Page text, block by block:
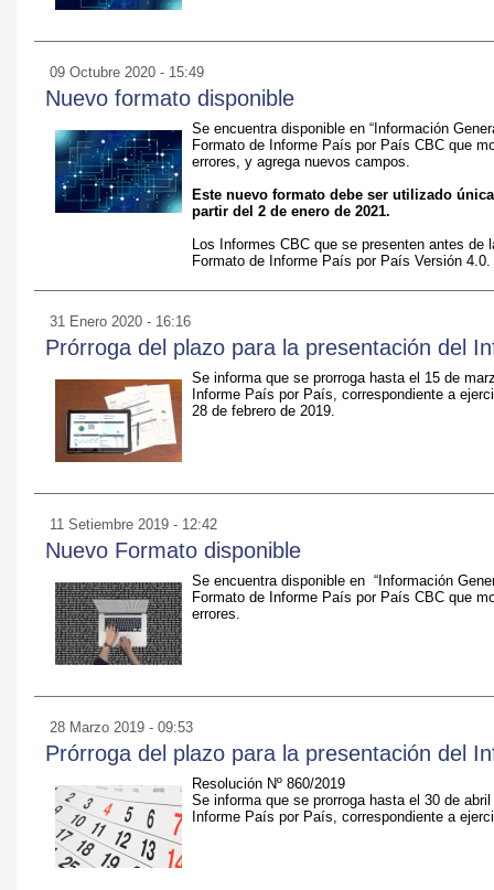
09 Octubre 2020 - 15:49
Nuevo formato disponible
Se encuentra disponible en “Información
Formato de Informe País por País CBC que
errores, y agrega nuevos campos.
Este nuevo formato debe ser utilizado
partir del 2 de enero de 2021.
Los Informes CBC que se presenten antes de
Formato de Informe País por País Versión 4.0.
31 Enero 2020 - 16:16
Prórroga del plazo para la presentación del
Se informa que se prorroga hasta el 15 de
Informe País por País, correspondiente a
28 de febrero de 2019.
11 Setiembre 2019 - 12:42
Nuevo Formato disponible
Se encuentra disponible en “Información
Formato de Informe País por País CBC que
errores.
28 Marzo 2019 - 09:53
Prórroga del plazo para la presentación del
Resolución Nº 860/2019
Se informa que se prorroga hasta el 30 de
Informe País por País, correspondiente a